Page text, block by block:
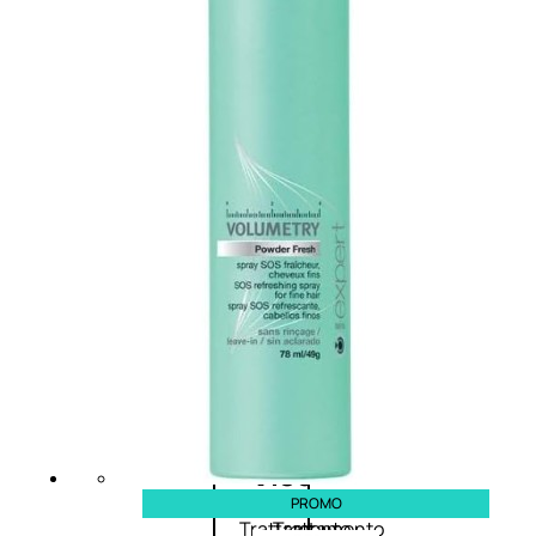
Trattamento Collo e Decolleté
Trattamento Corpo
Trattamento Anticellulite
Trattamento Mani e Piedi
Trattamento Unghie
Trattamento Deodoranti
Cofanetti Trattamento Viso
Cofanetti Trattamento Corpo
Viso
Trattamento
Trattamento
PROMO